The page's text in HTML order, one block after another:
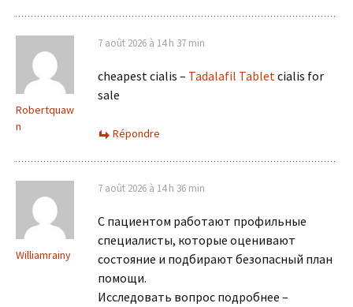
Robertquaw
n
7 août 2026 à 14 h 37 min
cheapest cialis – Tadalafil Tabletcialis for
sale
Répondre
Williamrainy
7 août 2026 à 14 h 36 min
С пациентом работают профильные
специалисты, которые оценивают
состояние и подбирают безопасный план
помощи.
Исследовать вопрос подробнее –